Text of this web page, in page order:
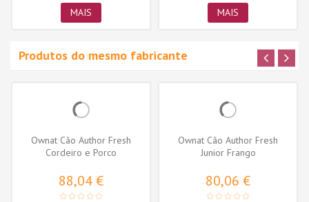
MAIS MAIS
Produtos do mesmo fabricante
Ownat Cão Author Fresh
Cordeiro e Porco
88,04 €
Ownat Cão Author Fresh
Junior Frango
80,06 €